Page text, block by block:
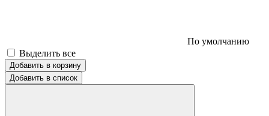
По умолчанию
Выделить все
Добавить в корзину
Добавить в список